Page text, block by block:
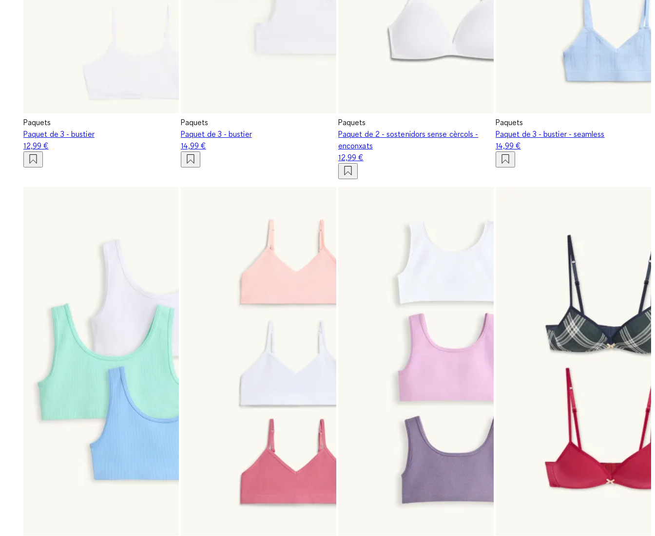
Paquets
Paquet de 3 - bustier
12,99 €
Paquets
Paquet de 3 - bustier
14,99 €
Paquets
Paquet de 2 - sostenidors sense cèrcols -
enconxats
12,99 €
Paquets
Paquet de 3 - bustier - seamless
14,99 €